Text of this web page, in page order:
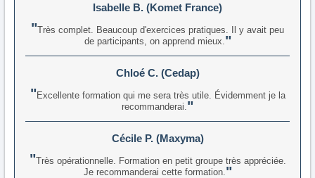
Isabelle B. (Komet France)
Très complet. Beaucoup d'exercices pratiques. Il y avait peu
de participants, on apprend mieux.
Chloé C. (Cedap)
Excellente formation qui me sera très utile. Évidemment je la
recommanderai.
Cécile P. (Maxyma)
Très opérationnelle. Formation en petit groupe très appréciée.
Je recommanderai cette formation.